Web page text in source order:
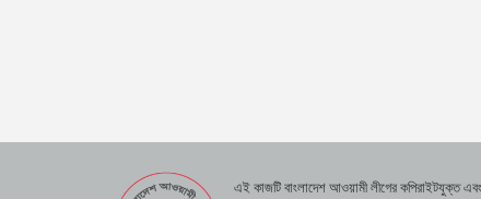
এই কাজটি বাংলাদেশ আওয়ামী লীগের কপিরাইটযুক্ত